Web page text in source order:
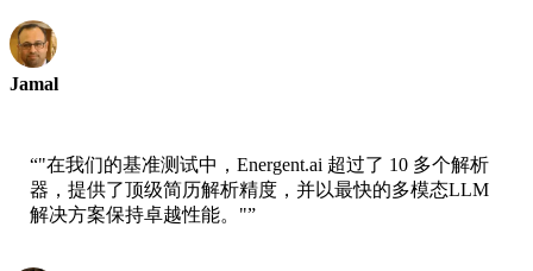
Jamal
“"在我们的基准测试中，Energent.ai 超过了 10 多个解析
器，提供了顶级简历解析精度，并以最快的多模态LLM
解决方案保持卓越性能。"”